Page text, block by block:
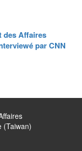
des Affaires
par CNN
(Taiwan)